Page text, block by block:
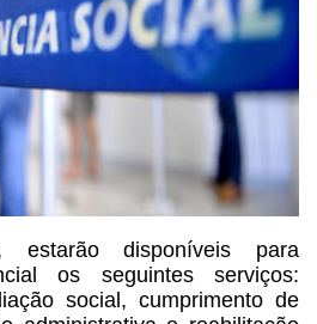
estarãodisponíveis para
os seguintes serviços:
social, cumprimento de